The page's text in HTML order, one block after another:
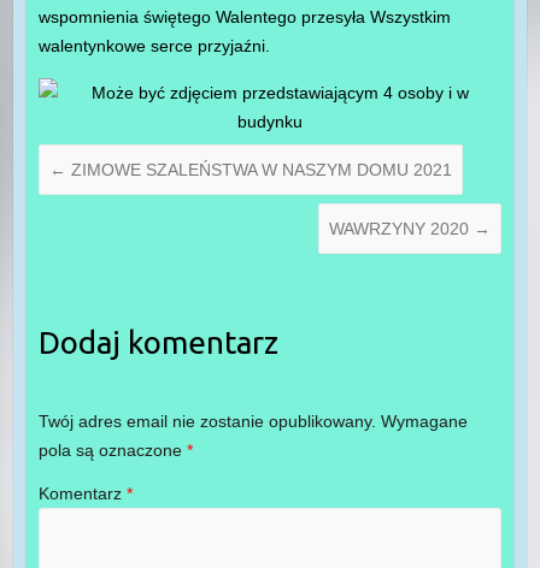
wspomnienia świętego Walentego przesyła Wszystkim
walentynkowe serce przyjaźni.
← ZIMOWE SZALEŃSTWA W NASZYM DOMU 2021
WAWRZYNY 2020 →
Dodaj komentarz
Twój adres email nie zostanie opublikowany. Wymagane
pola są oznaczone *
Komentarz *